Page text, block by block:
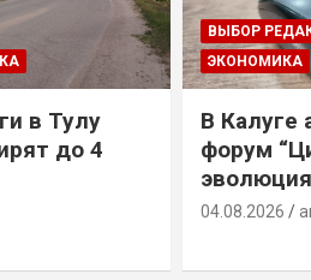
в Тулу
до 4
ВЫБОР
ЭКОНОМИКА
В Калуге
форум
04.08.2026